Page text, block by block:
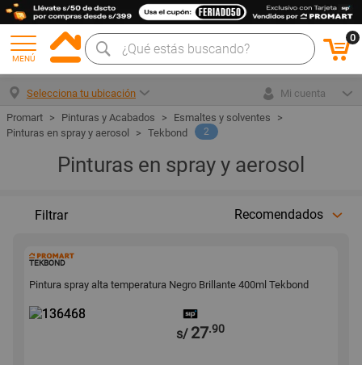
MENÚ
0
Selecciona tu ubicación
Mi cuenta
Pinturas y Acabados
Esmaltes y solventes
Pinturas en spray y aerosol
Tekbond 2
Pinturas en spray y aerosol
Filtrar Recomendados
TEKBOND
Pintura spray alta temperatura Negro Brillante 400ml Tekbond
s/ 27.90